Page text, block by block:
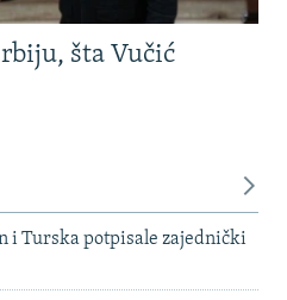
šta Vučić
i Turska potpisale zajednički